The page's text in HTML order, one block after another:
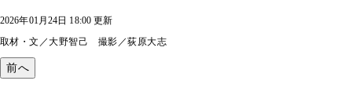
2026年01月24日 18:00 更新
取材・文／大野智己 撮影／荻原大志
前へ